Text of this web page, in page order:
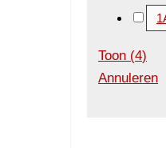
Toon (4)
Annuleren